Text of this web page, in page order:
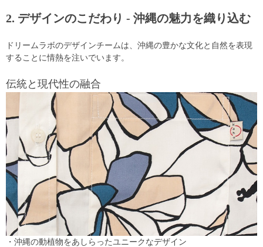
2. デザインのこだわり - 沖縄の魅力を織り込む
ドリームラボのデザインチームは、沖縄の豊かな文化と自然を表現
することに情熱を注いでいます。
伝統と現代性の融合
・沖縄の動植物をあしらったユニークなデザイン